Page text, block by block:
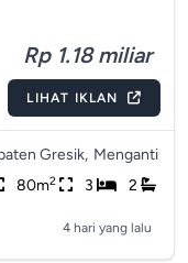
Rp 1.18 miliar
LIHAT IKLAN
Gresik, Menganti
80m2 3 2
4 hari yang lalu